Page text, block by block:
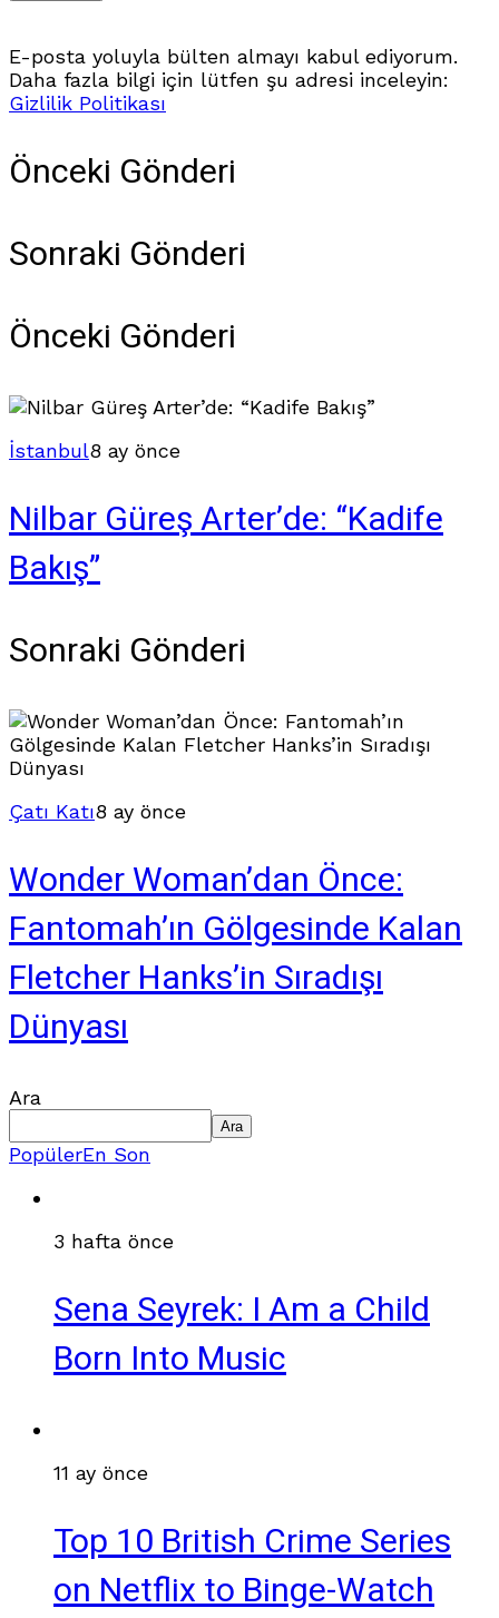
E-posta yoluyla bülten almayı kabul ediyorum.
Daha fazla bilgi için lütfen şu adresi inceleyin:
Gizlilik Politikası
Önceki Gönderi
Sonraki Gönderi
Önceki Gönderi
İstanbul8 ay önce
Nilbar Güreş Arter’de: “Kadife
Bakış”
Sonraki Gönderi
Çatı Katı8 ay önce
Wonder Woman’dan Önce:
Fantomah’ın Gölgesinde Kalan
Fletcher Hanks’in Sıradışı
Dünyası
Ara
Ara
PopülerEn Son
3 hafta önce
Sena Seyrek: I Am a Child
Born Into Music
11 ay önce
Top 10 British Crime Series
on Netflix to Binge-Watch